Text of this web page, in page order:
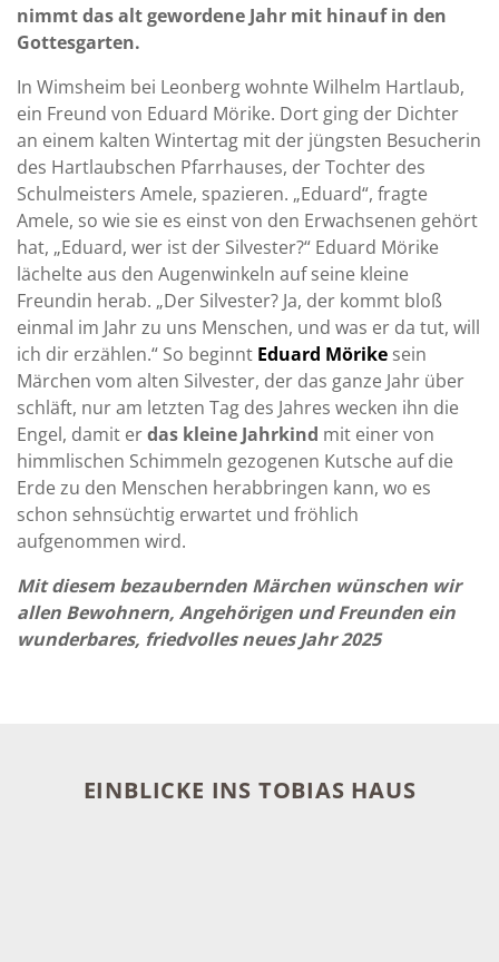
nimmt das alt gewordene Jahr mit hinauf in den
Gottesgarten.
In Wimsheim bei Leonberg wohnte Wilhelm Hartlaub,
ein Freund von Eduard Mörike. Dort ging der Dichter
an einem kalten Wintertag mit der jüngsten Besucherin
des Hartlaubschen Pfarrhauses, der Tochter des
Schulmeisters Amele, spazieren. „Eduard“, fragte
Amele, so wie sie es einst von den Erwachsenen gehört
hat, „Eduard, wer ist der Silvester?“ Eduard Mörike
lächelte aus den Augenwinkeln auf seine kleine
Freundin herab. „Der Silvester? Ja, der kommt bloß
einmal im Jahr zu uns Menschen, und was er da tut, will
ich dir erzählen.“ So beginnt Eduard Mörike sein
Märchen vom alten Silvester, der das ganze Jahr über
schläft, nur am letzten Tag des Jahres wecken ihn die
Engel, damit erdas kleine Jahrkind mit einer von
himmlischen Schimmeln gezogenen Kutsche auf die
Erde zu den Menschen herabbringen kann, wo es
schon sehnsüchtig erwartet und fröhlich
aufgenommen wird.
Mit diesem bezaubernden Märchen wünschen wir
allen Bewohnern, Angehörigen und Freunden ein
wunderbares, friedvolles neues Jahr 2025
EINBLICKE INS TOBIAS HAUS